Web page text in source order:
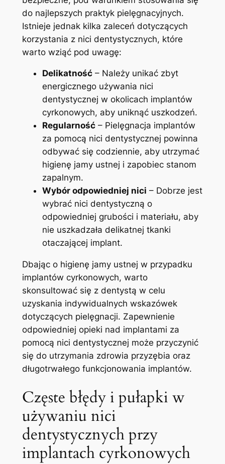
do najlepszych praktyk pielęgnacyjnych.‌
Istnieje jednak kilka zaleceń dotyczących
korzystania ⁣z nici ⁣dentystycznych,‌ które
warto wziąć pod uwagę:
Delikatność– Należy unikać zbyt⁢
energicznego używania nici
dentystycznej w okolicach implantów
⁣cyrkonowych, aby uniknąć uszkodzeń.
Regularność– Pielęgnacja implantów
‍za pomocą nici dentystycznej powinna
odbywać się codziennie, aby‍ utrzymać
higienę jamy ustnej i zapobiec stanom
zapalnym.
Wybór odpowiedniej nici – Dobrze jest
wybrać nici dentystyczną o
odpowiedniej grubości ‍i materiału, aby
nie uszkadzała delikatnej tkanki
otaczającej implant.
Dbając ⁣o higienę jamy ustnej w przypadku‍
implantów cyrkonowych, warto
skonsultować się z dentystą ​w celu‌
uzyskania indywidualnych wskazówek
dotyczących pielęgnacji.​ Zapewnienie
odpowiedniej opieki nad implantami za
pomocą⁣ nici dentystycznej może przyczynić
się do‍ utrzymania zdrowia przyzębia oraz
długotrwałego funkcjonowania implantów.
Częste błędy i pułapki w
używaniu nici
dentystycznych przy
implantach cyrkonowych